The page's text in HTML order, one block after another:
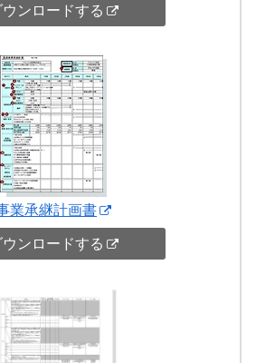
ウンロードする
業承継計画書
ウンロードする